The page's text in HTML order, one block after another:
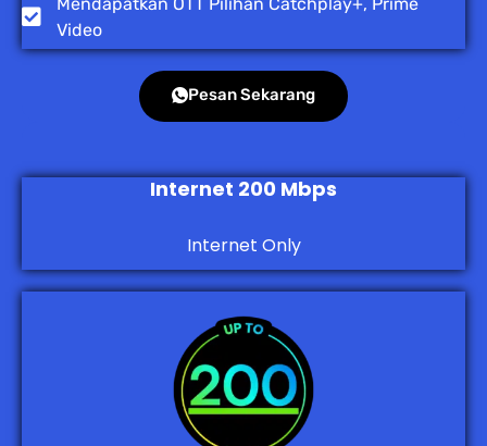
Video
Pesan Sekarang
Internet 200 Mbps
Internet Only